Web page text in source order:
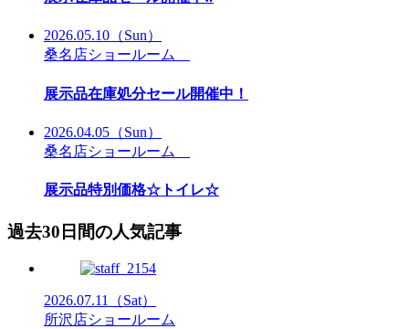
2026.05.10 （Sun）
桑名店ショールーム
展示品在庫処分セール開催中！
2026.04.05 （Sun）
桑名店ショールーム
展示品特別価格☆トイレ☆
過去30日間の人気記事
2026.07.11
（Sat）
所沢店ショールーム